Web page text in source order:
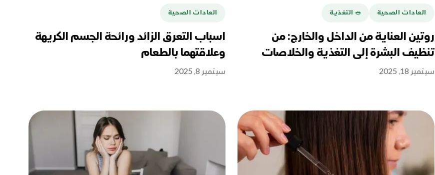
العادات الصحية 🥗 التغذية
روتين العناية من الداخل والخارج: من
تنظيف البشرة إلى التغذية والخلاصات
الطبيعية
سبتمبر 18, 2025
العادات الصحية
اسباب التعرق الزائد ورائحة الجسم الكريهة
وعلاقتهما بالطعام
سبتمبر 8, 2025